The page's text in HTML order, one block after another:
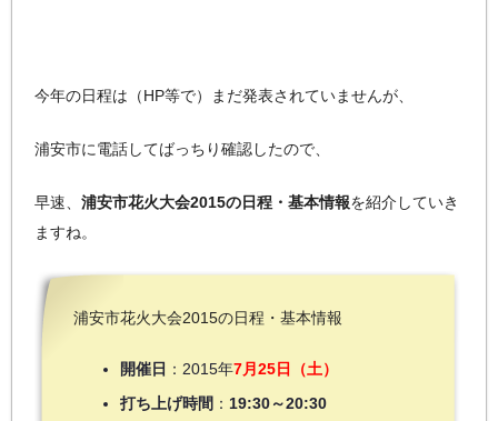
今年の日程は（HP等で）まだ発表されていませんが、
浦安市に電話してばっちり確認したので、
早速、 浦安市花火大会2015の日程・基本情報を紹介していき
ますね。
浦安市花火大会2015の日程・基本情報
開催日 ：2015年7月25日（土）
打ち上げ時間 ： 19:30～20:30